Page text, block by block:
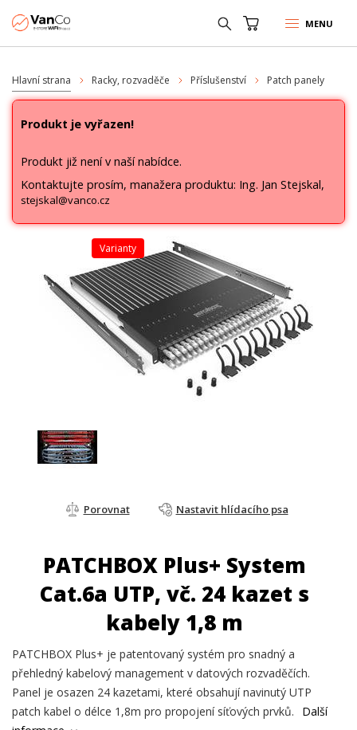
MENU
Hlavní strana Racky, rozvaděče Příslušenství Patch panely
Produkt je vyřazen!
Produkt již není v naší nabídce.
Kontaktujte prosím, manažera produktu: Ing. Jan Stejskal,
stejskal@vanco.cz
varianty
Porovnat Nastavit hlídacího psa
PATCHBOX Plus+ System
Cat.6a UTP, vč. 24 kazet s
kabely 1,8 m
PATCHBOX Plus+ je patentovaný systém pro snadný a
přehledný kabelový management v datových rozvaděčích.
Panel je osazen 24 kazetami, které obsahují navinutý UTP
patch kabel o délce 1,8m pro propojení síťových prvků.
Další